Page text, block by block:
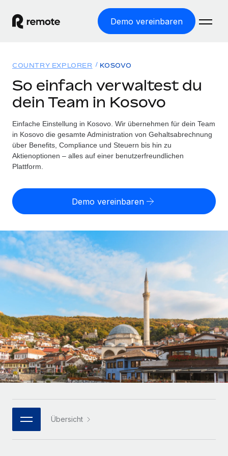
Demo vereinbaren
WELTWEITE BESCHÄFTIGUNG
Globale Payroll
Einfache, rechtssicher Payroll
Employer of Record
Weltweites Wachstum ohne Kosten für Niederlassungen
Contractor of Record
Rechtssichere, weltweite Arbeit mit Freelancer:innen
Globales Onboarding und Verwalten von
Freelancer:innen
PEO
Auslagern von komplexen HR-Aufgaben
INFRASTRUKTUR
Remote Embedded
Nahtlose Integration der HR in bestehende Abläufe
Plattform
Integrierte HR-Kernfunktionen für dein Team
MCP
Integrationen
Lösungen
WELTWEITE ABDECKUNG
Country Explorer
Länderspezifische Unterstützung bei der Einstellung
Einfache Einstellung in allen US-Bundesstaaten
WACHSTUMSPHASE
Startups
Agile HR- und Payroll-Lösungen für wachsende
Unternehmen
Mittelstand
Maßgeschneiderte HR-Lösungen, um Teams zu
vergrößern
Enterprise
Globale HR für Konzerne und Großunternehmen
PARTNER WERDEN
Flexible Einbettung von Global-HR-Funktionen in deine
Ressourcen
TOOLS UND RECHNER
Scheinselbstständigkeitsrisiko berechnen
Personalkostenrechner
Gesamtbeschäftigungskosten
Honorarzahlungen berechnen
Informationen zu möglichen Währungen und
Abwicklungsfristen für globale Freelancer:innen
LERNEN MIT REMOTE
Forschung und Leitfäden
Fallstudien
HR-Glossar
Bibliothek für Stellenbeschreibungen
Webinare
Preise
Nederlands
Français
Español
Italiano
Português (Portugal)
한국어
Anmelden
COUNTRY EXPLORER KOSOVO
So einfach verwaltest du
dein Team in Kosovo
Einfache Einstellung in Kosovo. Wir übernehmen für dein Team
in Kosovo die gesamte Administration von Gehaltsabrechnung
über Benefits, Compliance und Steuern bis hin zu
Aktienoptionen – alles auf einer benutzerfreundlichen
Plattform.
Demo vereinbaren
Übersicht